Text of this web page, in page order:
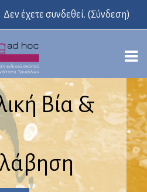
Δεν έχετε συνδεθεί. (Σύνδεση)
Βία &